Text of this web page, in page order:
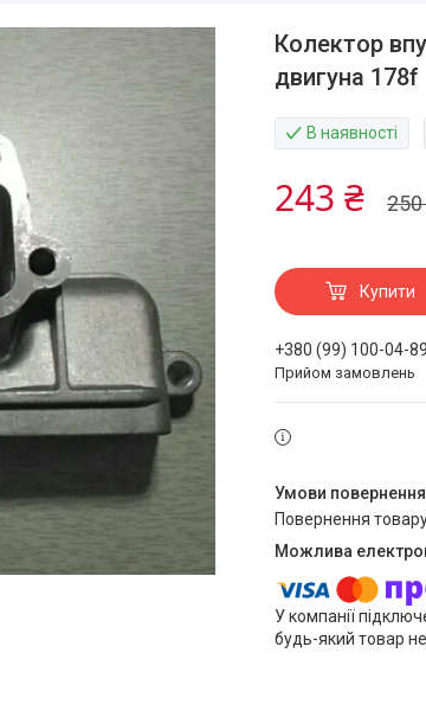
Колектор
двигуна 178f
В наявності
250
243 ₴
Купити
+380 (99) 100-04-89
Прийом замовлень
повернення
У компанії
будь-який товар